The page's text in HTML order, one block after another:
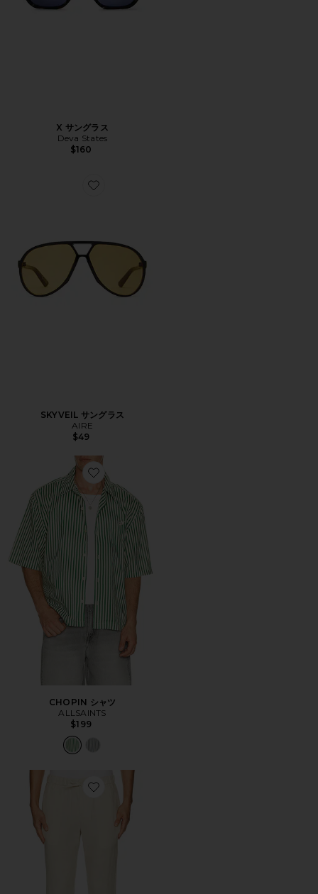
X サングラス
Deva States
$160
SKYVEIL サングラス
AIRE
$49
Favorite CHOPIN シャツ
CHOPIN シャツ
ALLSAINTS
$199
Favorite OSCAR チノ